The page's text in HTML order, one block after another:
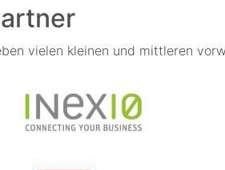
vielen kleinen und mittleren